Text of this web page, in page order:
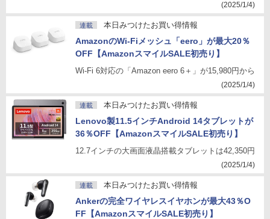
(2025/1/4)
連載 本日みつけたお買い得情報
AmazonのWi-Fiメッシュ「eero」が最大20％
OFF【AmazonスマイルSALE初売り】
Wi-Fi 6対応の「Amazon eero 6＋」が15,980円から
(2025/1/4)
連載 本日みつけたお買い得情報
Lenovo製11.5インチAndroid 14タブレットが
36％OFF【AmazonスマイルSALE初売り】
12.7インチの大画面液晶搭載タブレットは42,350円
(2025/1/4)
連載 本日みつけたお買い得情報
Ankerの完全ワイヤレスイヤホンが最大43％O
FF【AmazonスマイルSALE初売り】